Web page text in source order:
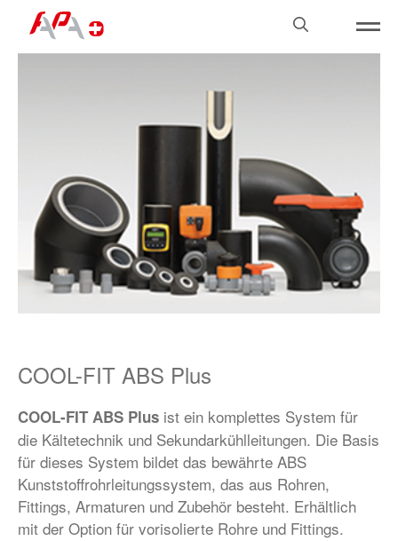
content
Search
COOL-FIT ABS Plus
COOL-FIT ABS Plus ist ein komplettes System für
die Kältetechnik und Sekundarkühlleitungen. Die Basis
für dieses System bildet das bewährte ABS
Kunststoffrohrleitungssystem, das aus Rohren,
Fittings, Armaturen und Zubehör besteht. Erhältlich
mit der Option für vorisolierte Rohre und Fittings.